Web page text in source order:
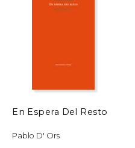
En Espera Del Resto
Pablo D' Ors